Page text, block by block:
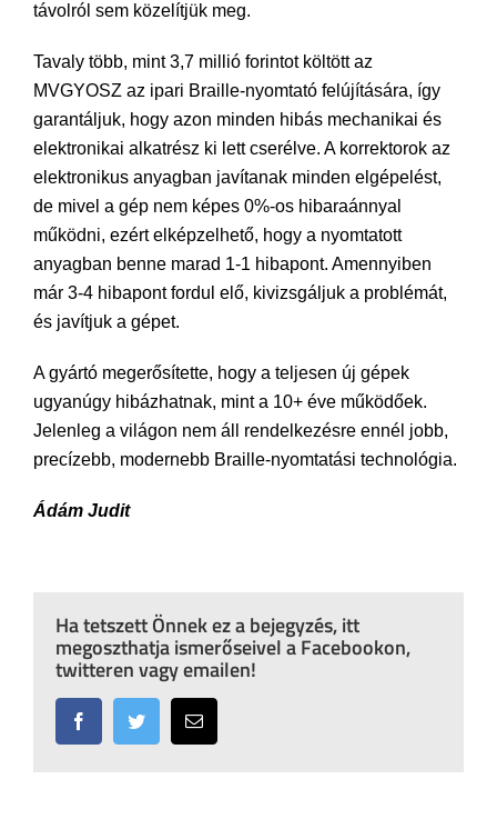
távolról sem közelítjük meg.
Tavaly több, mint 3,7 millió forintot költött az
MVGYOSZ az ipari Braille-nyomtató felújítására, így
garantáljuk, hogy azon minden hibás mechanikai és
elektronikai alkatrész ki lett cserélve. A korrektorok az
elektronikus anyagban javítanak minden elgépelést,
de mivel a gép nem képes 0%-os hibaraánnyal
működni, ezért elképzelhető, hogy a nyomtatott
anyagban benne marad 1-1 hibapont. Amennyiben
már 3-4 hibapont fordul elő, kivizsgáljuk a problémát,
és javítjuk a gépet.
A gyártó megerősítette, hogy a teljesen új gépek
ugyanúgy hibázhatnak, mint a 10+ éve működőek.
Jelenleg a világon nem áll rendelkezésre ennél jobb,
precízebb, modernebb Braille-nyomtatási technológia.
Ádám Judit
Ha tetszett Önnek ez a bejegyzés, itt
megoszthatja ismerőseivel a Facebookon,
twitteren vagy emailen!
FacebookTwitter Email: